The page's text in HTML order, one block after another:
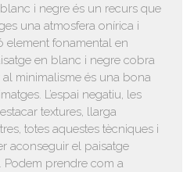
i negre és un recurs que
una atmosfera onírica i
element fonamental en
en blanc i negre cobra
minimalisme és una bona
L’espai negatiu, les
textures, llarga
totes aquestes tècniques i
aconseguir el paisatge
Podem prendre com a